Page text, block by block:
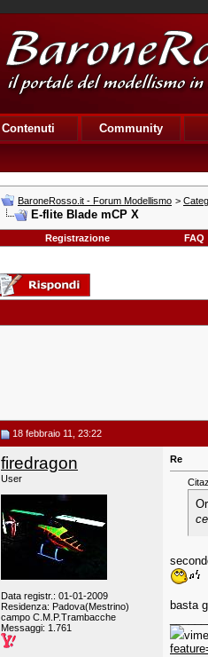
Contenuti Community
BaroneRosso.it - Forum Modellismo >
E-flite Blade mCP X
Registrazione
FAQ
18 febbraio 11, 23:22
firedragon
User
Data registr.: 01-01-2009
Residenza: Padova(Mestrino)
campo C.M.P.Trambacche
Messaggi: 1.761
Re
basta